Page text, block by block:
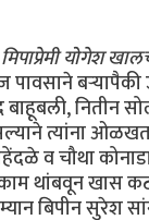
योगेश
बर्‍यापैकी
नितीन
त्यांना
व चौथा
थांबवून खास
बिपीन सुरेश